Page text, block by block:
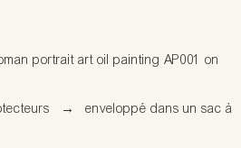
→
enveloppé dans un sac à